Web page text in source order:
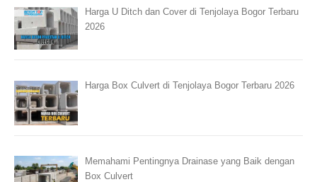
Harga U Ditch dan Cover di Tenjolaya Bogor Terbaru
2026
Harga Box Culvert di Tenjolaya Bogor Terbaru 2026
Memahami Pentingnya Drainase yang Baik dengan
Box Culvert